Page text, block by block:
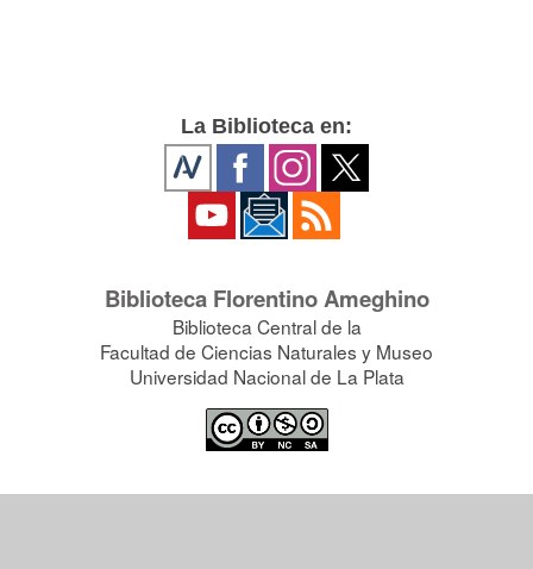
La Biblioteca en:
Biblioteca Florentino Ameghino
Biblioteca Central de la
Facultad de Ciencias Naturales y Museo
Universidad Nacional de La Plata